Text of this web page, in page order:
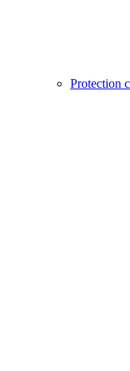
Protection